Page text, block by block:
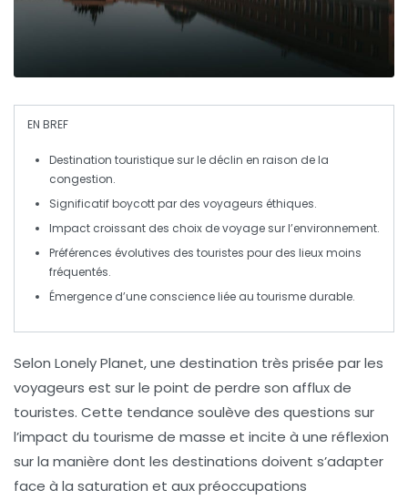
EN BREF
Destination touristique sur le déclin en raison de la
congestion.
Significatifboycottpar des voyageurs éthiques.
Impact croissant des choix de voyage sur l’environnement.
Préférences évolutives des touristes pour des lieux moins
fréquentés.
Émergence d’une conscienceliée au tourisme durable.
Selon Lonely Planet, une destination très prisée par les
voyageurs est sur le point de perdre son afflux de
touristes. Cette tendance soulève des questions sur
l’impact du tourisme de masse et incite à une réflexion
sur la manière dont les destinations doivent s’adapter
face à la saturation et aux préoccupations